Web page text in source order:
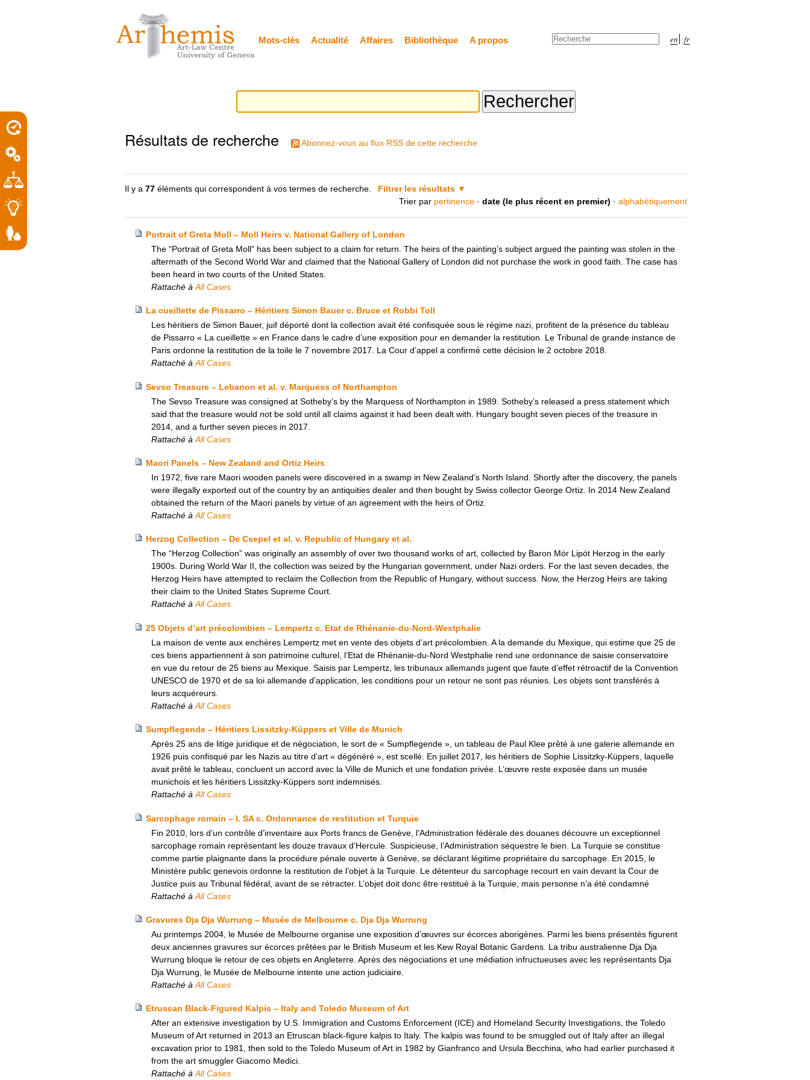
personnels
contenu.
Mots-clés Actualité Affaires Bibliothèque A propos en fr
Chercher par
Résultats de recherche Abonnez-vous au flux RSS de cette recherche
Il y a77 éléments qui correspondent à vos termes de recherche.
Filtrer les résultats
Trier par pertinence · date (le plus récent en premier) · alphabétiquement
Portrait of Greta Moll – Moll Heirs v. National Gallery of London
The “Portrait of Greta Moll” has been subject to a claim for return. The heirs of the painting’s subject argued the painting was stolen in the
aftermath of the Second World War and claimed that the National Gallery of London did not purchase the work in good faith. The case has
been heard in two courts of the United States.
Rattaché à All Cases
La cueillette de Pissarro – Héritiers Simon Bauer c. Bruce et Robbi Toll
Les héritiers de Simon Bauer, juif déporté dont la collection avait été confisquée sous le régime nazi, profitent de la présence du tableau
de Pissarro « La cueillette » en France dans le cadre d’une exposition pour en demander la restitution. Le Tribunal de grande instance de
Paris ordonne la restitution de la toile le 7 novembre 2017. La Cour d’appel a confirmé cette décision le 2 octobre 2018.
Rattaché à All Cases
Sevso Treasure – Lebanon et al. v. Marquess of Northampton
The Sevso Treasure was consigned at Sotheby’s by the Marquess of Northampton in 1989. Sotheby’s released a press statement which
said that the treasure would not be sold until all claims against it had been dealt with. Hungary bought seven pieces of the treasure in
2014, and a further seven pieces in 2017.
Rattaché à All Cases
Maori Panels – New Zealand and Ortiz Heirs
In 1972, five rare Maori wooden panels were discovered in a swamp in New Zealand’s North Island. Shortly after the discovery, the panels
were illegally exported out of the country by an antiquities dealer and then bought by Swiss collector George Ortiz. In 2014 New Zealand
obtained the return of the Maori panels by virtue of an agreement with the heirs of Ortiz.
Rattaché à All Cases
Herzog Collection – De Csepel et al. v. Republic of Hungary et al.
The “Herzog Collection” was originally an assembly of over two thousand works of art, collected by Baron Mór Lipót Herzog in the early
1900s. During World War II, the collection was seized by the Hungarian government, under Nazi orders. For the last seven decades, the
Herzog Heirs have attempted to reclaim the Collection from the Republic of Hungary, without success. Now, the Herzog Heirs are taking
their claim to the United States Supreme Court.
Rattaché à All Cases
25 Objets d’art précolombien – Lempertz c. Etat de Rhénanie-du-Nord-Westphalie
La maison de vente aux enchères Lempertz met en vente des objets d’art précolombien. A la demande du Mexique, qui estime que 25 de
ces biens appartiennent à son patrimoine culturel, l’Etat de Rhénanie-du-Nord Westphalie rend une ordonnance de saisie conservatoire
en vue du retour de 25 biens au Mexique. Saisis par Lempertz, les tribunaux allemands jugent que faute d’effet rétroactif de la Convention
UNESCO de 1970 et de sa loi allemande d’application, les conditions pour un retour ne sont pas réunies. Les objets sont transférés à
leurs acquéreurs.
Rattaché à All Cases
Sumpflegende – Héritiers Lissitzky-Küppers et Ville de Munich
Après 25 ans de litige juridique et de négociation, le sort de « Sumpflegende », un tableau de Paul Klee prêté à une galerie allemande en
1926 puis confisqué par les Nazis au titre d’art « dégénéré », est scellé. En juillet 2017, les héritiers de Sophie Lissitzky-Küppers, laquelle
avait prêté le tableau, concluent un accord avec la Ville de Munich et une fondation privée. L’œuvre reste exposée dans un musée
munichois et les héritiers Lissitzky-Küppers sont indemnisés.
Rattaché à All Cases
Sarcophage romain – I. SA c. Ordonnance de restitution et Turquie
Fin 2010, lors d’un contrôle d’inventaire aux Ports francs de Genève, l’Administration fédérale des douanes découvre un exceptionnel
sarcophage romain représentant les douze travaux d’Hercule. Suspicieuse, l’Administration séquestre le bien. La Turquie se constitue
comme partie plaignante dans la procédure pénale ouverte à Genève, se déclarant légitime propriétaire du sarcophage. En 2015, le
Ministère public genevois ordonne la restitution de l’objet à la Turquie. Le détenteur du sarcophage recourt en vain devant la Cour de
Justice puis au Tribunal fédéral, avant de se rétracter. L’objet doit donc être restitué à la Turquie, mais personne n’a été condamné
Rattaché à All Cases
Gravures Dja Dja Wurrung – Musée de Melbourne c. Dja Dja Wurrung
Au printemps 2004, le Musée de Melbourne organise une exposition d’œuvres sur écorces aborigènes. Parmi les biens présentés figurent
deux anciennes gravures sur écorces prêtées par le British Museum et les Kew Royal Botanic Gardens. La tribu australienne Dja Dja
Wurrung bloque le retour de ces objets en Angleterre. Après des négociations et une médiation infructueuses avec les représentants Dja
Dja Wurrung, le Musée de Melbourne intente une action judiciaire.
Rattaché à All Cases
Etruscan Black-Figured Kalpis – Italy and Toledo Museum of Art
After an extensive investigation by U.S. Immigration and Customs Enforcement (ICE) and Homeland Security Investigations, the Toledo
Museum of Art returned in 2013 an Etruscan black-figure kalpis to Italy. The kalpis was found to be smuggled out of Italy after an illegal
excavation prior to 1981, then sold to the Toledo Museum of Art in 1982 by Gianfranco and Ursula Becchina, who had earlier purchased it
from the art smuggler Giacomo Medici.
Rattaché à All Cases